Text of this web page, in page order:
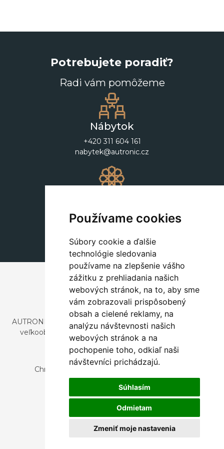
Používame cookies
Súbory cookie a ďalšie
technológie sledovania
používame na zlepšenie vášho
zážitku z prehliadania našich
webových stránok, na to, aby sme
vám zobrazovali prispôsobený
obsah a cielené reklamy, na
analýzu návštevnosti našich
webových stránok a na
pochopenie toho, odkiaľ naši
návštevníci prichádzajú.
Súhlasím
Odmietam
Zmeniť moje nastavenia
Potrebujete poradiť?
Radi vám pomôžeme
Nábytok
+420 311 604 161
nabytek@autronic.cz
+420 311 604 182
dekorace@autronic.cz
AUTRONIC, s.r.o. je spoločnosť zaoberajúca sa dovozom a
veľkoobchodným predajom dizajnového aj štýlového
nábytku a dekorácií.
Česká republika
Chrustenice 270, 267 12 Loděnice u Berouna
Slovensko
Nová 366, 032 02 Závažná Poruba